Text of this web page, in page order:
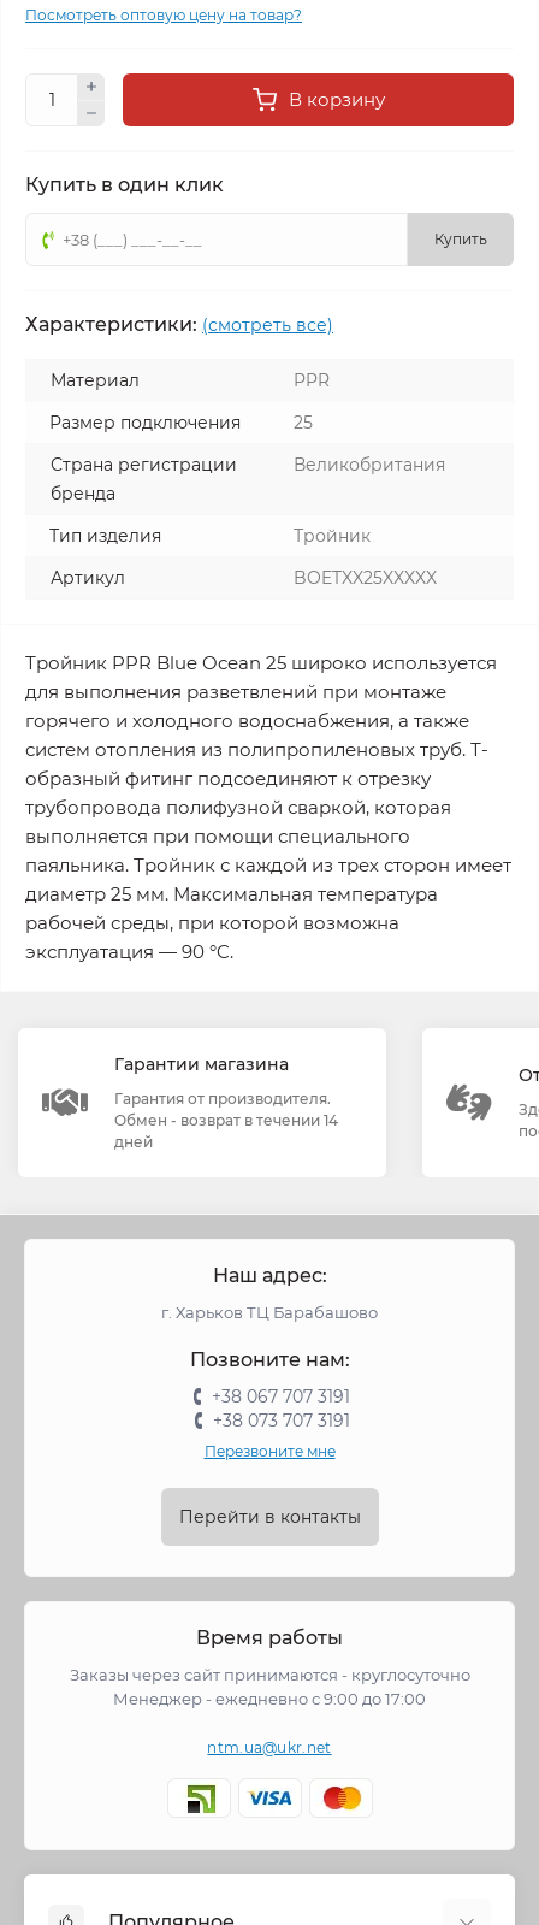
Посмотреть оптовую цену на товар?
В корзину
Купить в один клик
Купить
Характеристики: (смотреть все)
Материал
PPR
Размер подключения
25
Страна регистрации
бренда
Великобритания
Тип изделия
Тройник
Артикул
BOETXX25XXXXX
Тройник PPR Blue Ocean 25 широко используется
для выполнения разветвлений при монтаже
горячего и холодного водоснабжения, а также
систем отопления из полипропиленовых труб. Т-
образный фитинг подсоединяют к отрезку
трубопровода полифузной сваркой, которая
выполняется при помощи специального
паяльника. Тройник с каждой из трех сторон имеет
диаметр 25 мм. Максимальная температура
рабочей среды, при которой возможна
эксплуатация — 90 °C.
Гарантии магазина
Гарантия от производителя.
Обмен - возврат в течении 14
дней
Наш адрес:
г. Харьков ТЦ Барабашово
Позвоните нам:
+38 067 707 3191
+38 073 707 3191
Перезвоните мне
Перейти в контакты
Время работы
Заказы через сайт принимаются - круглосуточно
Менеджер - ежедневно с 9:00 до 17:00
ntm.ua@ukr.net